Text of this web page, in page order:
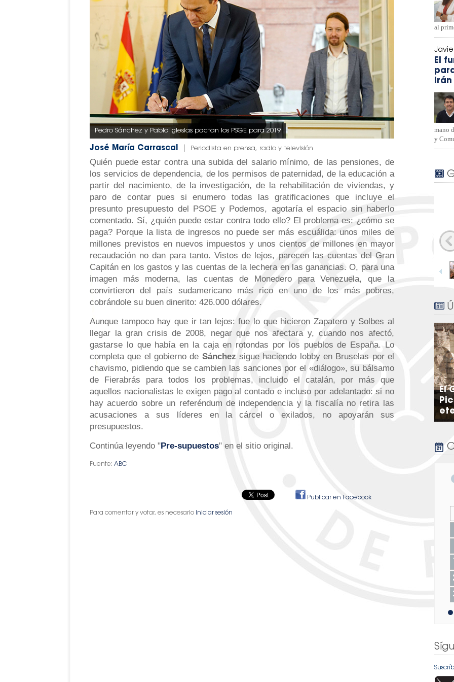
Pedro Sánchez y Pablo Iglesias pactan los PSGE para 2019
José María Carrascal Periodista en prensa, radio y televisión
Quién puede estar contra una subida del salario mínimo, de las pensiones, de
los servicios de dependencia, de los permisos de paternidad, de la educación a
partir del nacimiento, de la investigación, de la rehabilitación de viviendas, y
paro de contar pues si enumero todas las gratificaciones que incluye el
presunto presupuesto del PSOE y Podemos, agotaría el espacio sin haberlo
comentado. Sí, ¿quién puede estar contra todo ello? El problema es: ¿cómo se
paga? Porque la lista de ingresos no puede ser más escuálida: unos miles de
millones previstos en nuevos impuestos y unos cientos de millones en mayor
recaudación no dan para tanto. Vistos de lejos, parecen las cuentas del Gran
Capitán en los gastos y las cuentas de la lechera en las ganancias. O, para una
imagen más moderna, las cuentas de Monedero para Venezuela, que la
convirtieron del país sudamericano más rico en uno de los más pobres,
cobrándole su buen dinerito: 426.000 dólares.
Aunque tampoco hay que ir tan lejos: fue lo que hicieron Zapatero y Solbes al
llegar la gran crisis de 2008, negar que nos afectara y, cuando nos afectó,
gastarse lo que había en la caja en rotondas por los pueblos de España. Lo
completa que el gobierno de Sánchez sigue haciendo lobby en Bruselas por el
chavismo, pidiendo que se cambien las sanciones por el «diálogo», su bálsamo
de Fierabrás para todos los problemas, incluido el catalán, por más que
aquellos nacionalistas le exigen pago al contado e incluso por adelantado: si no
hay acuerdo sobre un referéndum de independencia y la fiscalía no retira las
acusaciones a sus líderes en la cárcel o exilados, no apoyarán sus
presupuestos.
Continúa leyendo "Pre-supuestos" en el sitio original.
Fuente: ABC
Publicar en Facebook
Para comentar y votar, es necesario iniciar sesión
al
El
mano
y
1 22
El